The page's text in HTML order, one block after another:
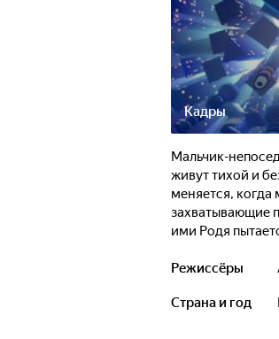
Кадры
Мальчик-
живут тихой и
меняется,
захватывающие
ими Родя
Режиссёры
Страна и год